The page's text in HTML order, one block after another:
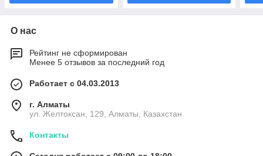
О нас
Рейтинг не сформирован
Менее 5 отзывов за последний год
Работает с 04.03.2013
г. Алматы
ул. Желтоксан, 129, Алматы, Казахстан
Контакты